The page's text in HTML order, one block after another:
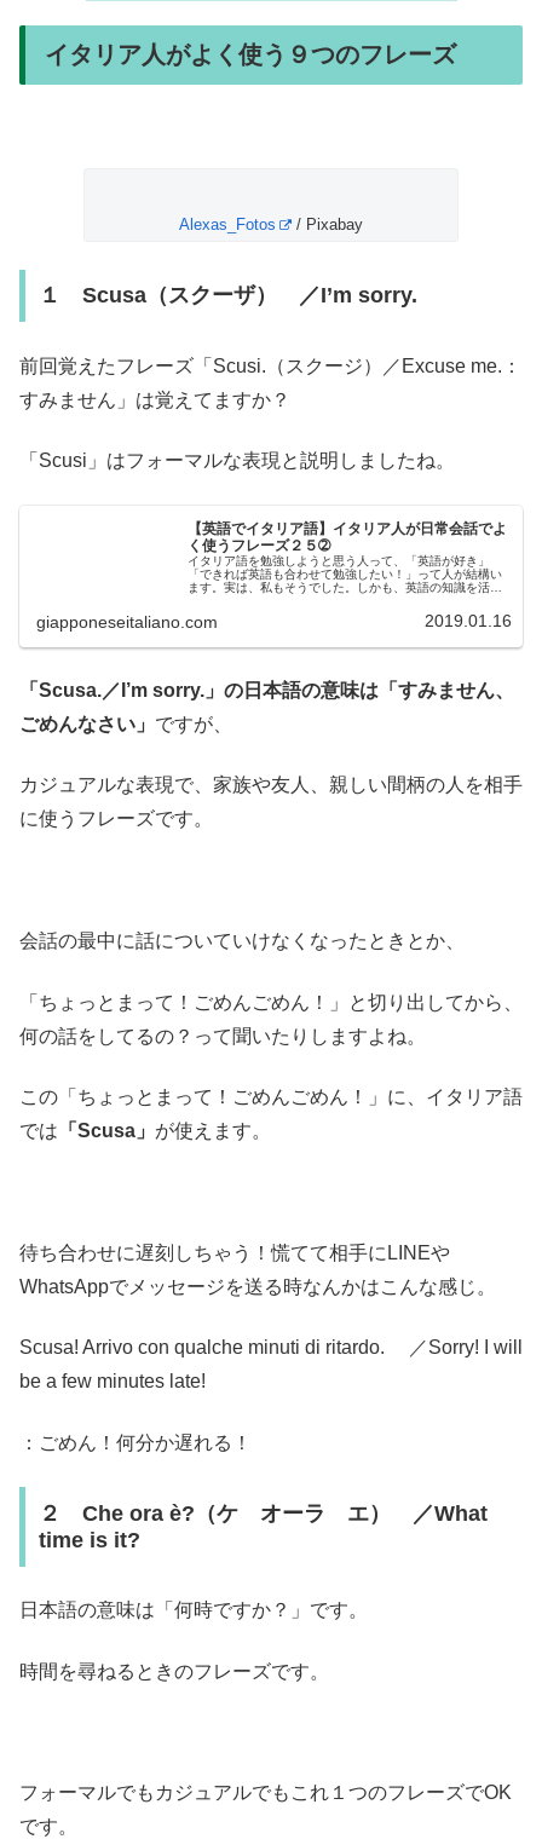
イタリア人がよく使う９つのフレーズ
Alexas_Fotos / Pixabay
１ Scusa（スクーザ） ／I’m sorry.
前回覚えたフレーズ「Scusi.（スクージ）／Excuse me.：
すみません」は覚えてますか？
「Scusi」はフォーマルな表現と説明しましたね。
【英語でイタリア語】イタリア人が日常会話でよ
く使うフレーズ２５➁
イタリア語を勉強しようと思う人って、「英語が好き」
「できれば英語も合わせて勉強したい！」って人が結構い
ます。実は、私もそうでした。しかも、英語の知識を活用
giapponeseitaliano.com 2019.01.16
「Scusa.／I’m sorry.」の日本語の意味は「すみません、
ごめんなさい」 ですが、
カジュアルな表現で、家族や友人、親しい間柄の人を相手
に使うフレーズです。
会話の最中に話についていけなくなったときとか、
「ちょっとまって！ごめんごめん！」と切り出してから、
何の話をしてるの？って聞いたりしますよね。
この「ちょっとまって！ごめんごめん！」に、イタリア語
では 「Scusa」 が使えます。
待ち合わせに遅刻しちゃう！慌てて相手にLINEや
WhatsAppでメッセージを送る時なんかはこんな感じ。
Scusa! Arrivo con qualche minuti di ritardo. ／Sorry! I will
be a few minutes late!
：ごめん！何分か遅れる！
２ Che ora è?（ケ オーラ エ） ／What
time is it?
日本語の意味は「何時ですか？」です。
時間を尋ねるときのフレーズです。
フォーマルでもカジュアルでもこれ１つのフレーズでOK
です。